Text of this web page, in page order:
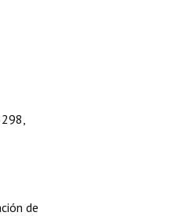
de